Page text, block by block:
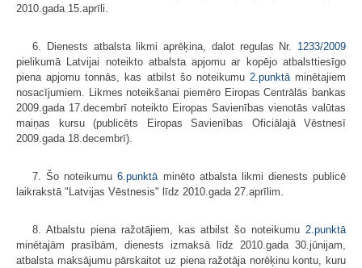
2010.gada 15.aprīli.
6. Dienests atbalsta likmi aprēķina, dalot regulas Nr. 1233/2009
pielikumā Latvijai noteikto atbalsta apjomu ar kopējo atbalsttiesīgo
piena apjomu tonnās, kas atbilst šo noteikumu 2.punktāminētajiem
nosacījumiem. Likmes noteikšanai piemēro Eiropas Centrālās bankas
2009.gada 17.decembrī noteikto Eiropas Savienības vienotās valūtas
maiņas kursu (publicēts Eiropas Savienības Oficiālajā Vēstnesī
2009.gada 18.decembrī).
7. Šo noteikumu6.punktā minēto atbalsta likmi dienests publicē
laikrakstā "Latvijas Vēstnesis" līdz 2010.gada 27.aprīlim.
8. Atbalstu piena ražotājiem, kas atbilst šo noteikumu 2.punktā
minētajām prasībām, dienests izmaksā līdz 2010.gada 30.jūnijam,
atbalsta maksājumu pārskaitot uz piena ražotāja norēķinu kontu, kuru